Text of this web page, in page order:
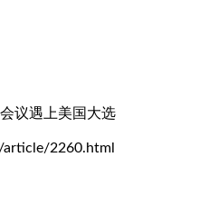
议遇上美国大选
2260.html